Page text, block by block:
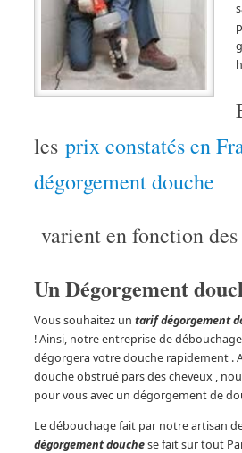
les prix constatés en
dégorgement douche
varient en fonction
Un Dégorgement
Vous souhaitez un tarif dégorgement
! Ainsi, notre entreprise de
dégorgera votre douche rapidement .
douche obstrué pars des cheveux ,
pour vous avec un dégorgement de
Le débouchage fait par notre artisan
dégorgement douchese fait sur tout